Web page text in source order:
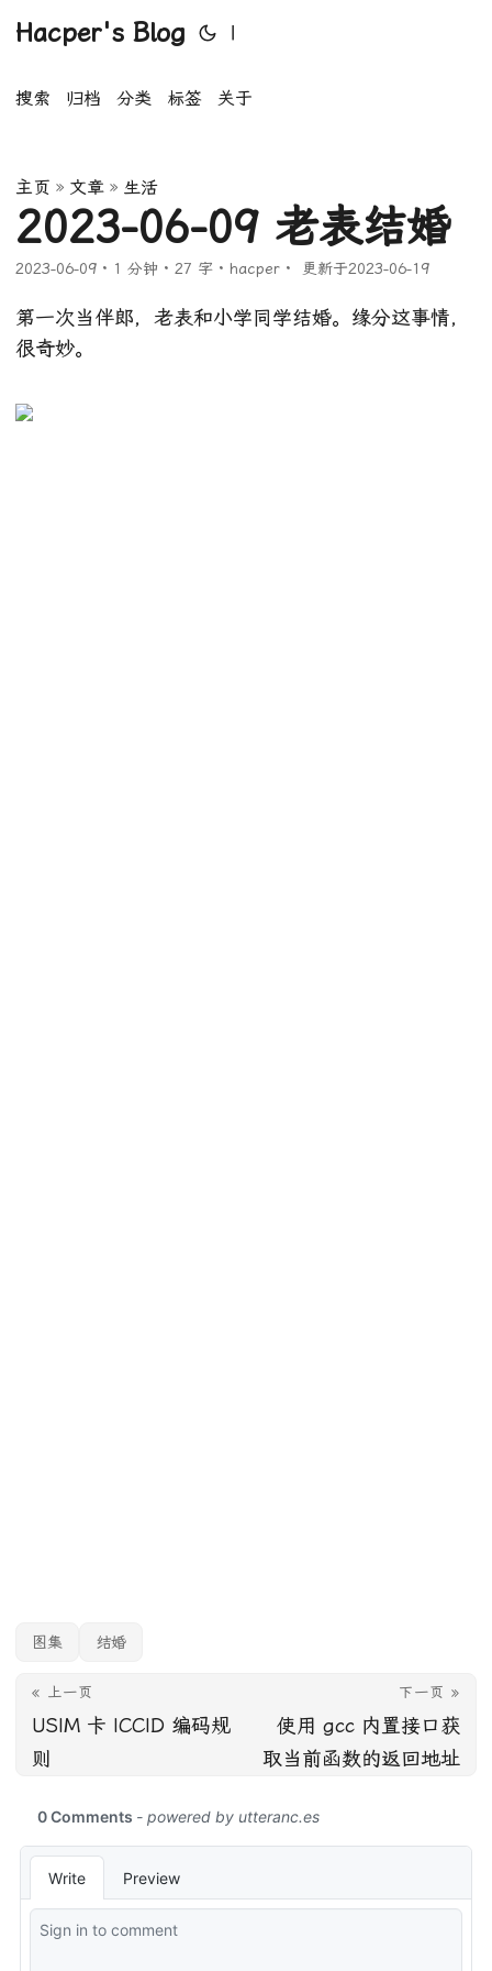
Hacper's Blog |
搜索 归档 分类 标签 关于
主页 » 文章 » 生活
2023-06-09 老表结婚
2023-06-09 · 1 分钟 · 27 字 · hacper · 更新于2023-06-19
第一次当伴郎，老表和小学同学结婚。缘分这事情，
很奇妙。
图集 结婚
« 上一页
USIM 卡 ICCID 编码规
则
下一页 »
使用 gcc 内置接口获
取当前函数的返回地址